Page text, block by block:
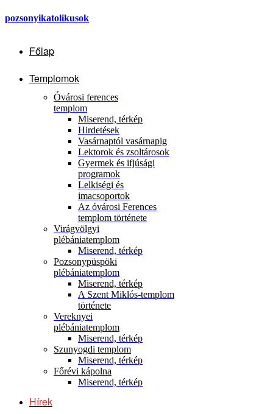
pozsonyikatolikusok
Főlap
Templomok
Óvárosi ferences
templom
Miserend, térkép
Hirdetések
Vasárnaptól vasárnapig
Lektorok és zsoltárosok
Gyermek és ifjúsági
programok
Lelkiségi és
imacsoportok
Az óvárosi Ferences
templom története
Virágvölgyi
plébániatemplom
Miserend, térkép
Pozsonypüspöki
plébániatemplom
Miserend, térkép
A Szent Miklós-templom
története
Vereknyei
plébániatemplom
Miserend, térkép
Szunyogdi templom
Miserend, térkép
Főrévi kápolna
Miserend, térkép
Hírek